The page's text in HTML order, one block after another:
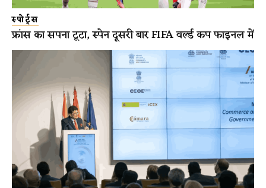
स्पोर्ट्स
फ्रांस का सपना टूटा, स्पेन दूसरी बार FIFA वर्ल्ड कप फाइनल में